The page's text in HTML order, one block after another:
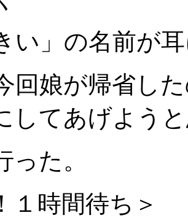
い」の名前が
回娘が帰省し
してあげよう
った。
１時間待ち＞